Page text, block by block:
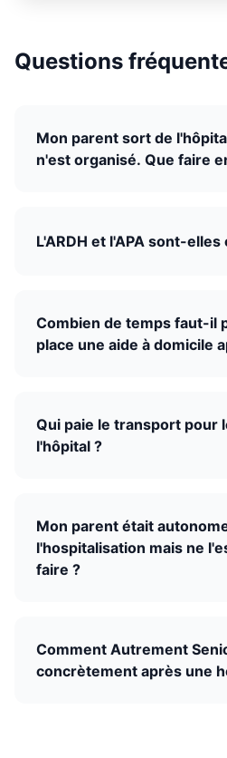
Questions
Mon parent sort de
n'est organisé. Que faire
L'ARDH et l'APA sont-
Combien de temps faut-il
place une aide à domicile
Qui paie le transport pour
l'hôpital ?
Mon parent était
l'hospitalisation mais ne
faire ?
Comment Autrement
concrètement après une